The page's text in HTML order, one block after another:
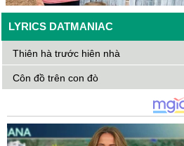
LYRICS DATMANIAC
Thiên hà trước hiên nhà
Côn đồ trên con đò